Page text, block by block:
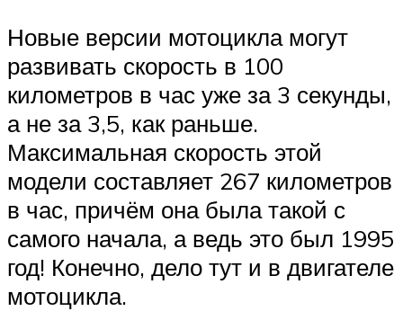
Новые версии мотоцикла могут
развивать скорость в 100
километров в час уже за 3 секунды,
а не за 3,5, как раньше.
Максимальная скорость этой
модели составляет 267 километров
в час, причём она была такой с
самого начала, а ведь это был 1995
год! Конечно, дело тут и в двигателе
мотоцикла.